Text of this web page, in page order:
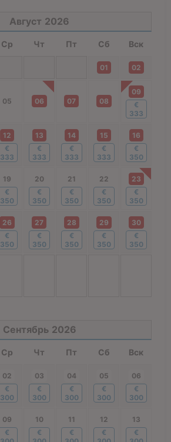
Август 2026
Ср Чт Пт Сб Вск
01 02
05 06 07 08
09
€
333
12
€
333
13
€
333
14
€
333
15
€
333
16
€
350
19
€
350
20
€
350
21
€
350
22
€
350
23
€
350
26
€
350
27
€
350
28
€
350
29
€
350
30
€
350
Сентябрь 2026
Ср Чт Пт Сб Вск
02
€
300
03
€
300
04
€
300
05
€
300
06
€
300
09
€
10
€
11
€
12
€
13
€